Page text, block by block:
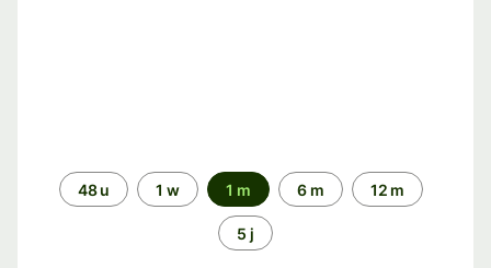
Periode48 u 1 w 1 m 6 m 12 m
5 j